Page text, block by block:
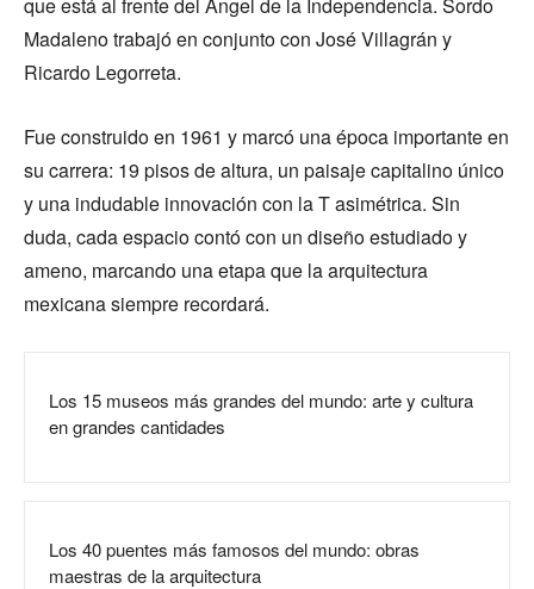
Madaleno trabajó en conjunto con José Villagrán y
Ricardo Legorreta.
Fue construido en 1961 y marcó una época importante en
su carrera: 19 pisos de altura, un paisaje capitalino único
y una indudable innovación con la T asimétrica. Sin
duda, cada espacio contó con un diseño estudiado y
ameno, marcando una etapa que la arquitectura
mexicana siempre recordará.
Los 15 museos más grandes del mundo: arte y cultura
en grandes cantidades
Los 40 puentes más famosos del mundo: obras
maestras de la arquitectura